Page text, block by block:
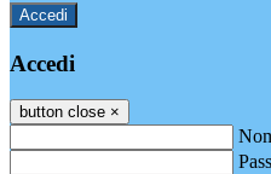
Accedi
Accedi
button close ×